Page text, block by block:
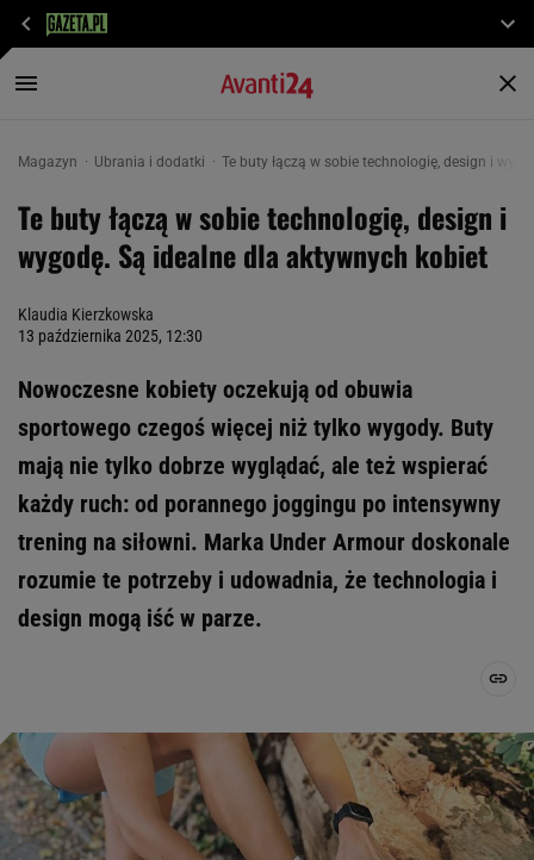
Magazyn Ubrania i dodatki Te buty łączą w sobie technologię, design i
Te buty łączą w sobie technologię, design i
wygodę. Są idealne dla aktywnych kobiet
Klaudia Kierzkowska
13 października 2025, 12:30
Nowoczesne kobiety oczekują od obuwia
sportowego czegoś więcej niż tylko wygody. Buty
mają nie tylko dobrze wyglądać, ale też wspierać
każdy ruch: od porannego joggingu po intensywny
trening na siłowni. Marka Under Armour doskonale
rozumie te potrzeby i udowadnia, że technologia i
design mogą iść w parze.